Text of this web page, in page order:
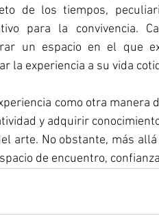
de los tiempos,
para la convivencia.
un espacio en el que
la experiencia a su vida
como otra manera
y adquirir
arte. No obstante, más
de encuentro,